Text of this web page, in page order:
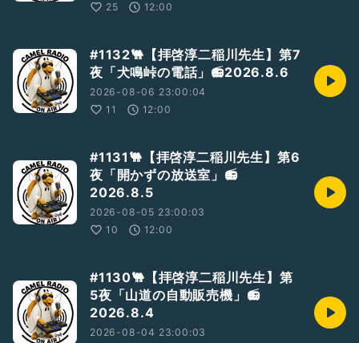
今日は何作る？
📩お便り・コメント大歓迎！
「これ作ってほしい！」リクエストも受付中✨
番組内で紹介します！
🎉曜日別企画もやってます！
▶水曜日：「なんでも屋のあり得ない日常」🎭（謎解きドラ
マ）
▶金曜日：「ラクダの都市伝説かも知らんけど…👻」（ゾクッ
と話）
#新人さんいらっしゃい
#初見さん歓迎
#ゆるトーク
25
12:00
#1132🐫【拝啓淳二稲川先生】第7
夜「犬鳴峠の電話」📻2026.8.6
2026-08-06 23:00:04
11
12:00
#1131🐫【拝啓淳二稲川先生】第6
夜「開かずの放送室」📻
2026.8.5
2026-08-05 23:00:03
10
12:00
#1130🐫【拝啓淳二稲川先生】第
5夜「山道の自動販売機」📻
2026.8.4
2026-08-04 23:00:03